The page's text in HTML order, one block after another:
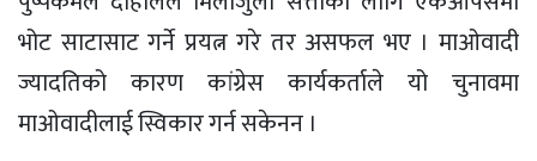
भोट साटासाट गर्ने प्रयत्न गरे तर असफल भए । माओवादी
ज्यादतिको कारण कांग्रेस कार्यकर्ताले यो चुनावमा
माओवादीलाई स्विकार गर्न सकेनन ।